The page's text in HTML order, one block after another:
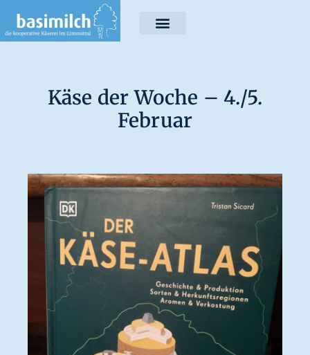
Käse der Woche – 4./5.
Februar